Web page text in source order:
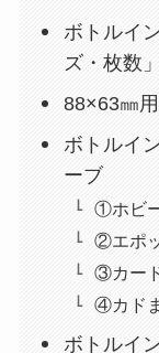
ボトルイ
ズ・枚数」
88×63㎜
ボトルイ
ーブ
①ホビ
②エポ
③カー
④カド
ボトルイ